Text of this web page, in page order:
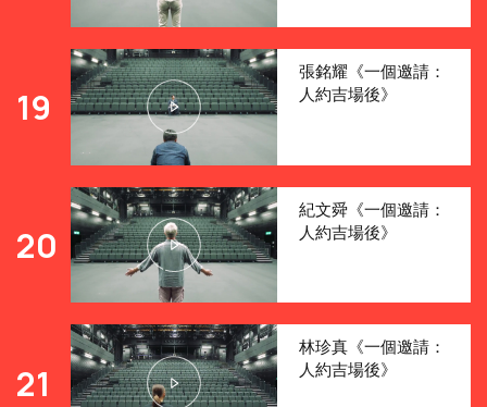
19
張銘耀《一個邀請：
人約吉場後》
20
紀文舜《一個邀請：
人約吉場後》
21
林珍真《一個邀請：
人約吉場後》